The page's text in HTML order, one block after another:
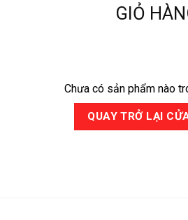
GIỎ
Chưa có sản phẩm nào
QUAY TRỞ LẠI